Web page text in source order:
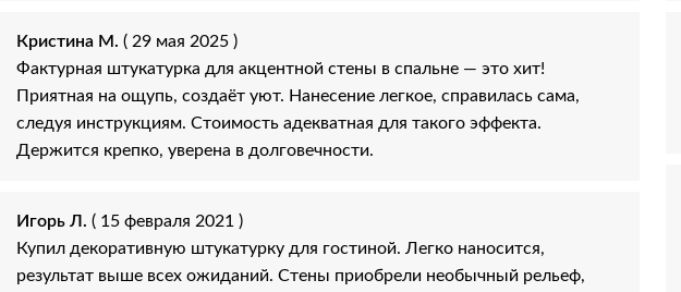
Кристина М. ( 29 мая 2025 )
Фактурная штукатурка для акцентной стены в спальне — это хит!
Приятная на ощупь, создаёт уют. Нанесение легкое, справилась сама,
следуя инструкциям. Стоимость адекватная для такого эффекта.
Держится крепко, уверена в долговечности.
Игорь Л. ( 15 февраля 2021 )
Купил декоративную штукатурку для гостиной. Легко наносится,
результат выше всех ожиданий. Стены приобрели необычный рельеф,